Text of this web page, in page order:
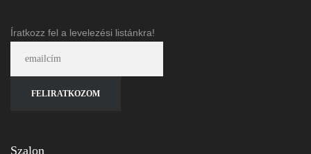
Íratkozz fel a levelezési listánkra!
Szalon